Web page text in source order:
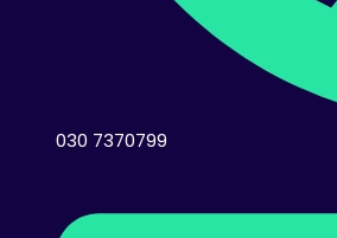
030 7370799